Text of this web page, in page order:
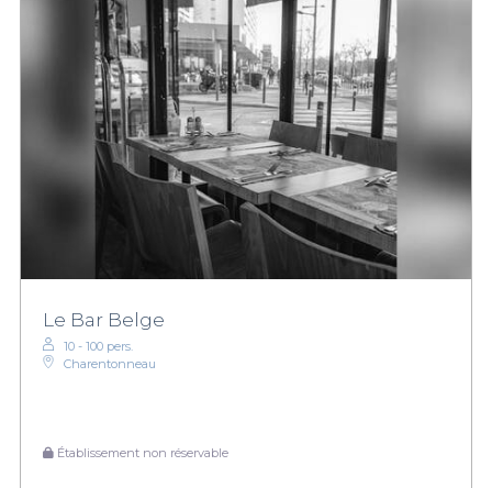
Le Bar Belge
10 - 100 pers.
Charentonneau
Établissement non réservable